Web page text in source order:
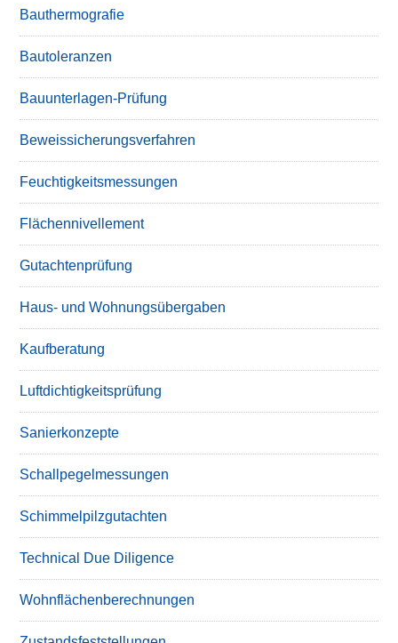
Bauthermografie
Bautoleranzen
Bauunterlagen-Prüfung
Beweissicherungsverfahren
Feuchtigkeitsmessungen
Flächennivellement
Gutachtenprüfung
Haus- und Wohnungsübergaben
Kaufberatung
Luftdichtigkeitsprüfung
Sanierkonzepte
Schallpegelmessungen
Schimmelpilzgutachten
Technical Due Diligence
Wohnflächenberechnungen